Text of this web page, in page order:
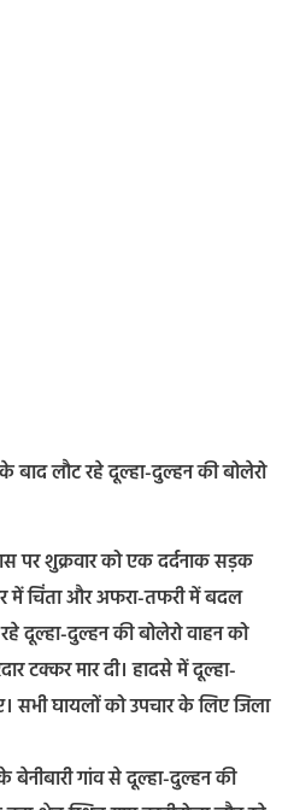
बाद लौट रहे दूल्हा-दुल्हन की बोलेरो
पर शुक्रवार को एक दर्दनाक सड़क
में चिंता और अफरा-तफरी में बदल
दूल्हा-दुल्हन की बोलेरो वाहन को
टक्कर मार दी। हादसे में दूल्हा-
सभी घायलों को उपचार के लिए जिला
गांव से दूल्हा-दुल्हन की